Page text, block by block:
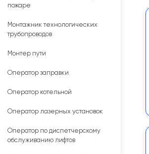
пожаре
Монтажник технологических
трубопроводов
Монтер пути
Оператор заправки
Оператор котельной
Оператор лазерных установок
Оператор по диспетчерскому
обслуживанию лифтов